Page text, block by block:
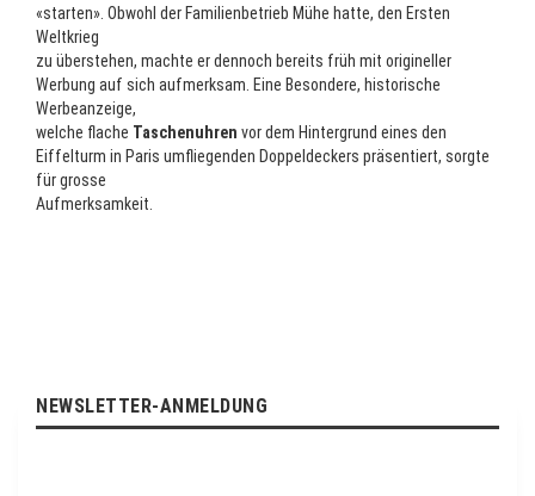
«starten». Obwohl der Familienbetrieb Mühe hatte, den Ersten
Weltkrieg
zu überstehen, machte er dennoch bereits früh mit origineller
Werbung auf sich aufmerksam. Eine Besondere, historische
Werbeanzeige,
welche flache Taschenuhren vor dem Hintergrund eines den
Eiffelturm in Paris umfliegenden Doppeldeckers präsentiert, sorgte
für grosse
Aufmerksamkeit.
NEWSLETTER-ANMELDUNG